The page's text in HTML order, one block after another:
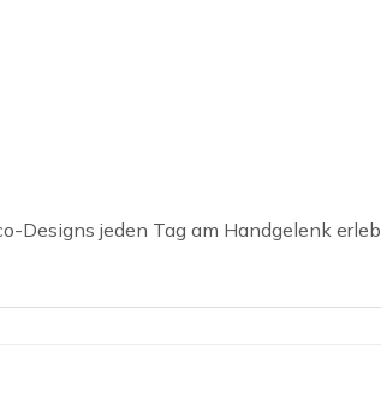
Designs jeden Tag am Handgelenk